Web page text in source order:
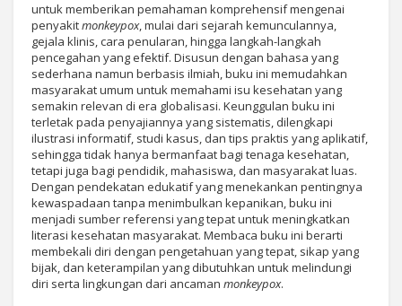
untuk memberikan pemahaman komprehensif mengenai
penyakitmonkeypox, mulai dari sejarah kemunculannya,
gejala klinis, cara penularan, hingga langkah-langkah
pencegahan yang efektif. Disusun dengan bahasa yang
sederhana namun berbasis ilmiah, buku ini memudahkan
masyarakat umum untuk memahami isu kesehatan yang
semakin relevan di era globalisasi. Keunggulan buku ini
terletak pada penyajiannya yang sistematis, dilengkapi
ilustrasi informatif, studi kasus, dan tips praktis yang aplikatif,
sehingga tidak hanya bermanfaat bagi tenaga kesehatan,
tetapi juga bagi pendidik, mahasiswa, dan masyarakat luas.
Dengan pendekatan edukatif yang menekankan pentingnya
kewaspadaan tanpa menimbulkan kepanikan, buku ini
menjadi sumber referensi yang tepat untuk meningkatkan
literasi kesehatan masyarakat. Membaca buku ini berarti
membekali diri dengan pengetahuan yang tepat, sikap yang
bijak, dan keterampilan yang dibutuhkan untuk melindungi
diri serta lingkungan dari ancaman monkeypox.